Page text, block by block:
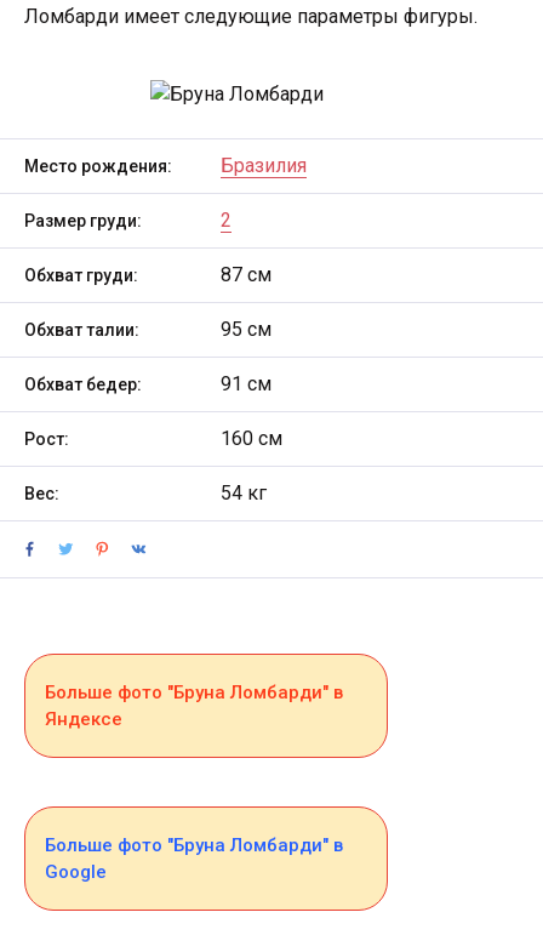
Ломбарди имеет следующие параметры фигуры.
Место рождения: Бразилия
Размер груди: 2
Обхват груди: 87 см
Обхват талии: 95 см
Обхват бедер: 91 см
Рост: 160 см
Вес: 54 кг
Больше фото "Бруна Ломбарди" в
Яндексе
Больше фото "Бруна Ломбарди" в
Google